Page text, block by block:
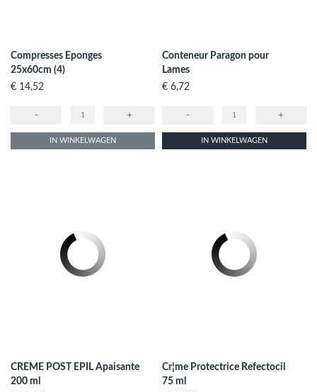
Compresses Eponges
25x60cm (4)
Prijs
€ 14,52
- +
IN WINKELWAGEN
Conteneur Paragon pour
Lames
Prijs
€ 6,72
- +
IN WINKELWAGEN
CREME POST EPIL Apaisante
200 ml
Cr¦me Protectrice Refectocil
75 ml